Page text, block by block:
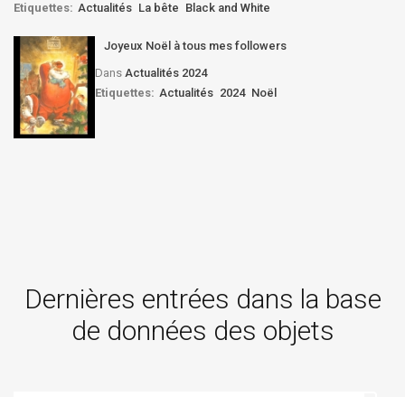
Etiquettes: Actualités La bête Black and White
Joyeux Noël à tous mes followers
Dans Actualités 2024
Etiquettes: Actualités 2024 Noël
Dernières entrées dans la base
de données des objets